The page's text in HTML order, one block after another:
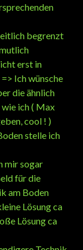
begrenzt
erst in
Ich wünsche
die ähnlich
ich ( Max
cool ! )
stelle ich
mir sogar
für die
am Boden
Lösung ca
Lösung ca